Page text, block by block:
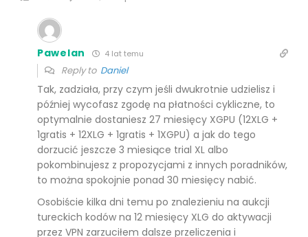
Pawelan 4 lat temu
Reply to Daniel
Tak, zadziała, przy czym jeśli dwukrotnie udzielisz i
później wycofasz zgodę na płatności cykliczne, to
optymalnie dostaniesz 27 miesięcy XGPU (12XLG +
1gratis + 12XLG + 1gratis + 1XGPU) a jak do tego
dorzucić jeszcze 3 miesiące trial XL albo
pokombinujesz z propozycjami z innych poradników,
to można spokojnie ponad 30 miesięcy nabić.
Osobiście kilka dni temu po znalezieniu na aukcji
tureckich kodów na 12 miesięcy XLG do aktywacji
przez VPN zarzuciłem dalsze przeliczenia i